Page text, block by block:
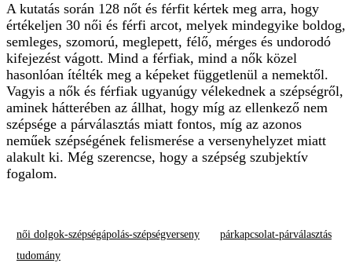
A kutatás során 128 nőt és férfit kértek meg arra, hogy
értékeljen 30 női és férfi arcot, melyek mindegyike boldog,
semleges, szomorú, meglepett, félő, mérges és undorodó
kifejezést vágott. Mind a férfiak, mind a nők közel
hasonlóan ítélték meg a képeket függetlenül a nemektől.
Vagyis a nők és férfiak ugyanúgy vélekednek a szépségről,
aminek hátterében az állhat, hogy míg az ellenkező nem
szépsége a párválasztás miatt fontos, míg az azonos
neműek szépségének felismerése a versenyhelyzet miatt
alakult ki. Még szerencse, hogy a szépség szubjektív
fogalom.
női dolgok-szépségápolás-szépségverseny
párkapcsolat-párválasztás
tudomány